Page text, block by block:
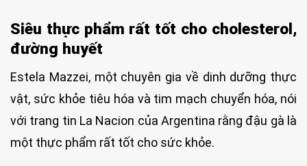
Siêu thực phẩm rất tốt cho cholesterol,
đường huyết
Estela Mazzei, một chuyên gia về dinh dưỡng thực
vật, sức khỏe tiêu hóa và tim mạch chuyển hóa, nói
với trang tin La Nacion của Argentina rằng đậu gà là
một thực phẩm rất tốt cho sức khỏe.